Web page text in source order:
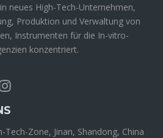
neues High-Tech-Unternehmen,
Produktion und Verwaltung von
Instrumenten für die In-vitro-
konzentriert.
Tech-Zone, Jinan, Shandong, China